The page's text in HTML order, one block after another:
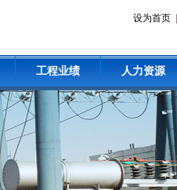
设为首页
工程业绩 人力资源